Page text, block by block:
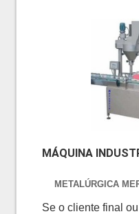
MÁQUINA
METALÚRGICA
Se o cliente final